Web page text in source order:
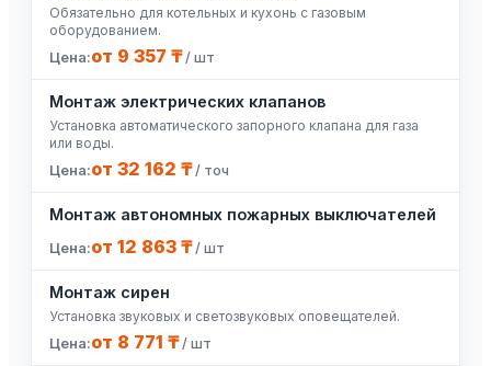
Обязательно для котельных и кухонь с газовым
оборудованием.
от 9 357 ₸ / шт
Монтаж электрических клапанов
Установка автоматического запорного клапана для газа
или воды.
от 32 162 ₸ / точ
Монтаж автономных пожарных выключателей
от 12 863 ₸ / шт
Монтаж сирен
Установка звуковых и светозвуковых оповещателей.
от 8 771 ₸ / шт